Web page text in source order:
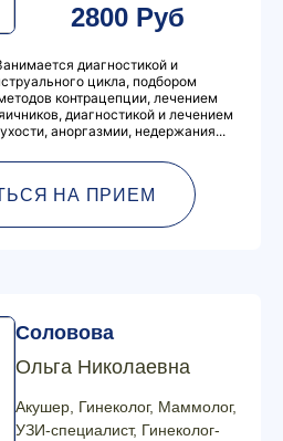
2800 Руб
диагностикой и
цикла, подбором
контрацепции, лечением
диагностикой и лечением
аноргазмии, недержания...
НА ПРИЕМ
Соловова
Ольга Николаевна
Акушер, Гинеколог, Маммолог,
УЗИ-специалист, Гинеколог-